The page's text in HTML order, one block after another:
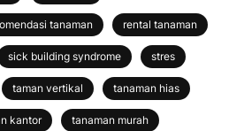
tanaman rental tanaman
sick building syndrome stres
taman vertikal tanaman hias
kantor tanaman murah